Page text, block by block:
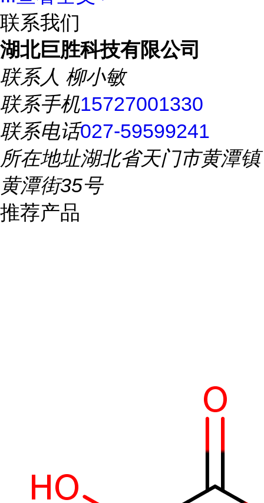
联系我们
湖北巨胜科技有限公司
联系人 柳小敏
联系手机15727001330
联系电话027-59599241
所在地址湖北省天门市黄潭镇
黄潭街35号
推荐产品